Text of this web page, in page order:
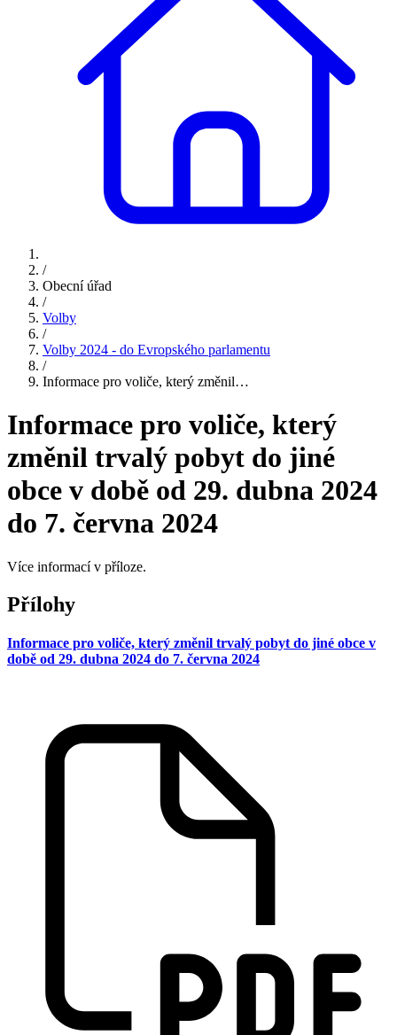
/
Obecní úřad
/
Volby
/
Volby 2024 - do Evropského parlamentu
/
Informace pro voliče, který změnil…
Informace pro voliče, který
změnil trvalý pobyt do jiné
obce v době od 29. dubna 2024
do 7. června 2024
Více informací v příloze.
Přílohy
Informace pro voliče, který změnil trvalý pobyt do jiné obce v
době od 29. dubna 2024 do 7. června 2024